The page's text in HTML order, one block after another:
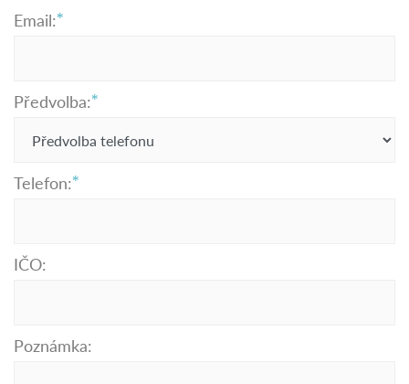
Email:
Předvolba:
Telefon:
IČO:
Poznámka: